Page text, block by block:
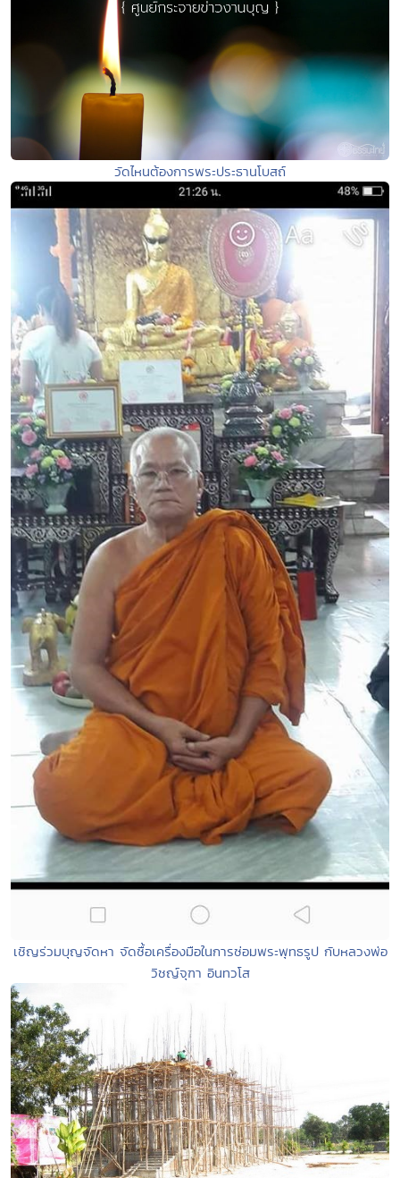
วัดไหนต้องการพระประธานโบสถ์
เชิญร่วมบุญจัดหา จัดซื้อเครื่องมือในการซ่อมพระพุทธรูป กับหลวงพ่อ
วิชญ์จุฑา อินทวโส